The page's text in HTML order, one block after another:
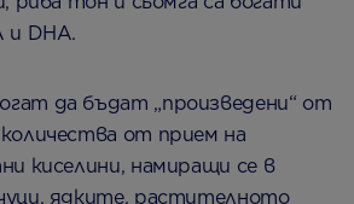
и DHA.
да бъдат „произведени“ от
от прием на
киселини, намиращи се в
ядките, растителното